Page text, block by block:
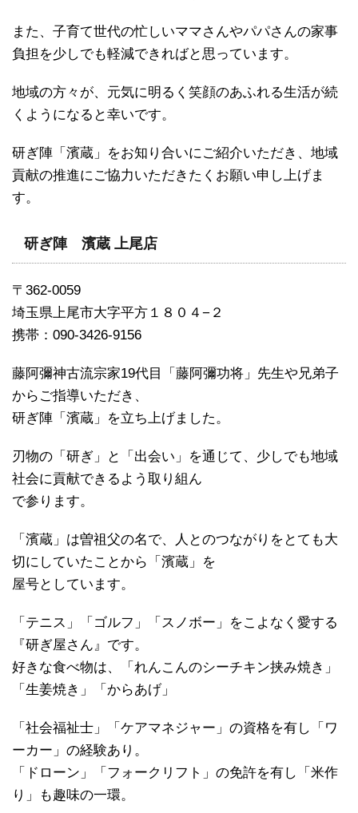
また、 子育て世代の忙しいママさんやパパさんの家事
負担を少しでも軽減できればと思っています。
地域の方々が、 元気に明るく笑顔のあふれる生活が続
くようになると幸いです。
研ぎ陣「濱蔵」をお知り合いにご紹介いただき、 地域
貢献の推進にご協力いただきたくお願い申し上げま
す。
研ぎ陣 濱蔵 上尾店
〒362-0059
埼玉県上尾市大字平方１８０４−２
携帯：090-3426-9156
藤阿彌神古流宗家19代目「藤阿彌功将」先生や兄弟子
からご指導いただき、
研ぎ陣「濱蔵」を立ち上げました。
刃物の「研ぎ」と「出会い」を通じて、少しでも地域
社会に貢献できるよう取り組ん
で参ります。
「濱蔵」は曽祖父の名で、人とのつながりをとても大
切にしていたことから「濱蔵」を
屋号としています。
「テニス」「ゴルフ」「スノボー」をこよなく愛する
『研ぎ屋さん』です。
好きな食べ物は、「れんこんのシーチキン挟み焼き」
「生姜焼き」「からあげ」
「社会福祉士」「ケアマネジャー」の資格を有し「ワ
ーカー」の経験あり。
「ドローン」「フォークリフト」の免許を有し「米作
り」も趣味の一環。